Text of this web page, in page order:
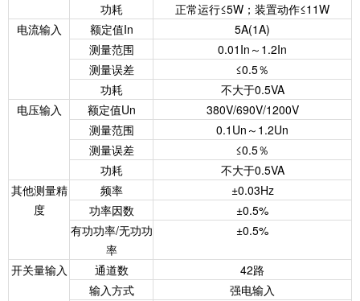
功耗
正常运行≤5W；装置动作≤11W
电流输入
额定值In
5A(1A)
测量范围
0.01In～1.2In
测量误差
≤0.5％
功耗
不大于0.5VA
电压输入
额定值Un
380V/690V/1200V
测量范围
0.1Un～1.2Un
测量误差
≤0.5％
功耗
不大于0.5VA
其他测量精
度
频率
±0.03Hz
功率因数
±0.5%
有功功率/无功功
率
±0.5%
开关量输入 通道数
42路
输入方式
强电输入